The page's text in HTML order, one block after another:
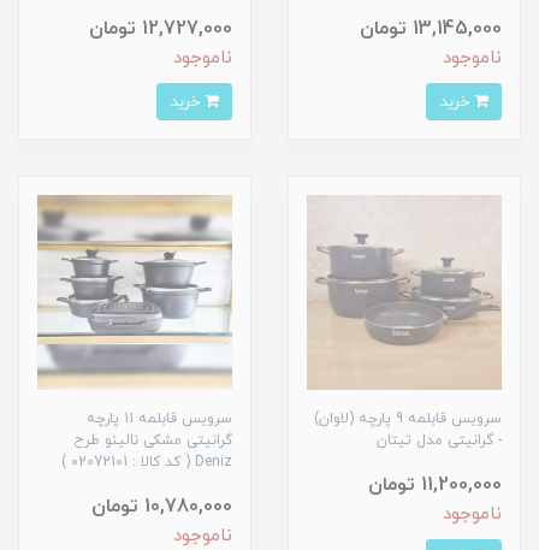
13,145,000 تومان
ناموجود
12,727,000 تومان
ناموجود
سرویس قابلمه 9 پارچه (لاوان)
- گرانیتی مدل تیتان
11,200,000 تومان
ناموجود
سرویس قابلمه 11 پارچه
گرانیتی مشکی نالینو طرح
Deniz ( کد کالا : 02072101 )
10,780,000 تومان
ناموجود